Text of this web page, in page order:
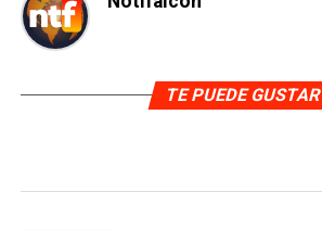
TE PUEDE GUSTAR